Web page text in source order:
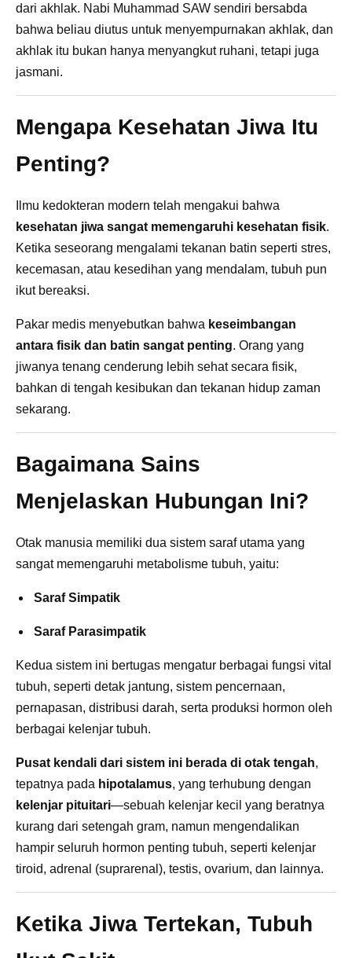
dari akhlak. Nabi Muhammad SAW sendiri bersabda
bahwa beliau diutus untuk menyempurnakan akhlak, dan
akhlak itu bukan hanya menyangkut ruhani, tetapi juga
jasmani.
Mengapa Kesehatan Jiwa Itu
Penting?
Ilmu kedokteran modern telah mengakui bahwa
kesehatan jiwa sangat memengaruhi kesehatan fisik.
Ketika seseorang mengalami tekanan batin seperti stres,
kecemasan, atau kesedihan yang mendalam, tubuh pun
ikut bereaksi.
Pakar medis menyebutkan bahwa keseimbangan
antara fisik dan batin sangat penting. Orang yang
jiwanya tenang cenderung lebih sehat secara fisik,
bahkan di tengah kesibukan dan tekanan hidup zaman
sekarang.
Bagaimana Sains
Menjelaskan Hubungan Ini?
Otak manusia memiliki dua sistem saraf utama yang
sangat memengaruhi metabolisme tubuh, yaitu:
Saraf Simpatik
Saraf Parasimpatik
Kedua sistem ini bertugas mengatur berbagai fungsi vital
tubuh, seperti detak jantung, sistem pencernaan,
pernapasan, distribusi darah, serta produksi hormon oleh
berbagai kelenjar tubuh.
Pusat kendali dari sistem ini berada di otak tengah,
tepatnya pada hipotalamus, yang terhubung dengan
kelenjar pituitari—sebuah kelenjar kecil yang beratnya
kurang dari setengah gram, namun mengendalikan
hampir seluruh hormon penting tubuh, seperti kelenjar
tiroid, adrenal (suprarenal), testis, ovarium, dan lainnya.
Ketika Jiwa Tertekan, Tubuh